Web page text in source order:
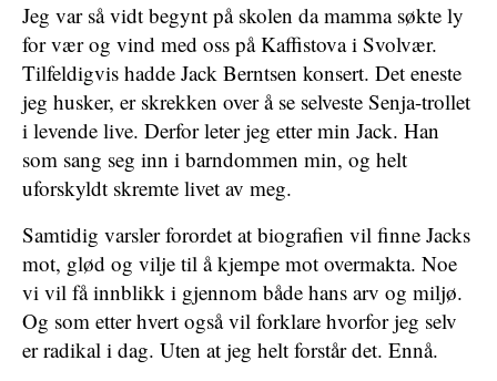
Jeg var så vidt begynt på skolen da mamma søkte ly
for vær og vind med oss på Kaffistova i Svolvær.
Tilfeldigvis hadde Jack Berntsen konsert. Det eneste
jeg husker, er skrekken over å se selveste Senja-trollet
i levende live. Derfor leter jeg etter min Jack. Han
som sang seg inn i barndommen min, og helt
uforskyldt skremte livet av meg.
Samtidig varsler forordet at biografien vil finne Jacks
mot, glød og vilje til å kjempe mot overmakta. Noe
vi vil få innblikk i gjennom både hans arv og miljø.
Og som etter hvert også vil forklare hvorfor jeg selv
er radikal i dag. Uten at jeg helt forstår det. Ennå.